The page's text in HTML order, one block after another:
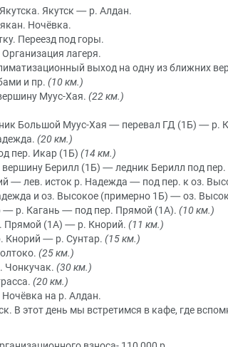
Якутск — р. Алдан.
Ночёвка.
Переезд под горы.
лагеря.
выход на одну из ближних
и пр. (10 км.)
Муус-Хая. (22 км.)
Большой Муус-Хая — перевал ГД (1Б) — р.
(20 км.)
пер. Икар (1Б) (14 км.)
вершину Берилл (1Б) — ледник Берилл под
— лев. исток р. Надежда — под пер. к оз.
и оз. Высокое (примерно 1Б) — оз.
— р. Кагань — под пер. Прямой (1А). (10 км.)
Прямой (1А) — р. Кнорий. (11 км.)
Кнорий — р. Сунтар. (15 км.)
(25 км.)
Чонкучак. (30 км.)
(20 км.)
на р. Алдан.
В этот день мы встретимся в кафе, где